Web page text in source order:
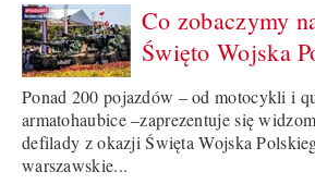
Co zobaczymy
Święto Wojska
Ponad 200 pojazdów – od motocykli i
armatohaubice –zaprezentuje się
defilady z okazji Święta Wojska
warszawskie...